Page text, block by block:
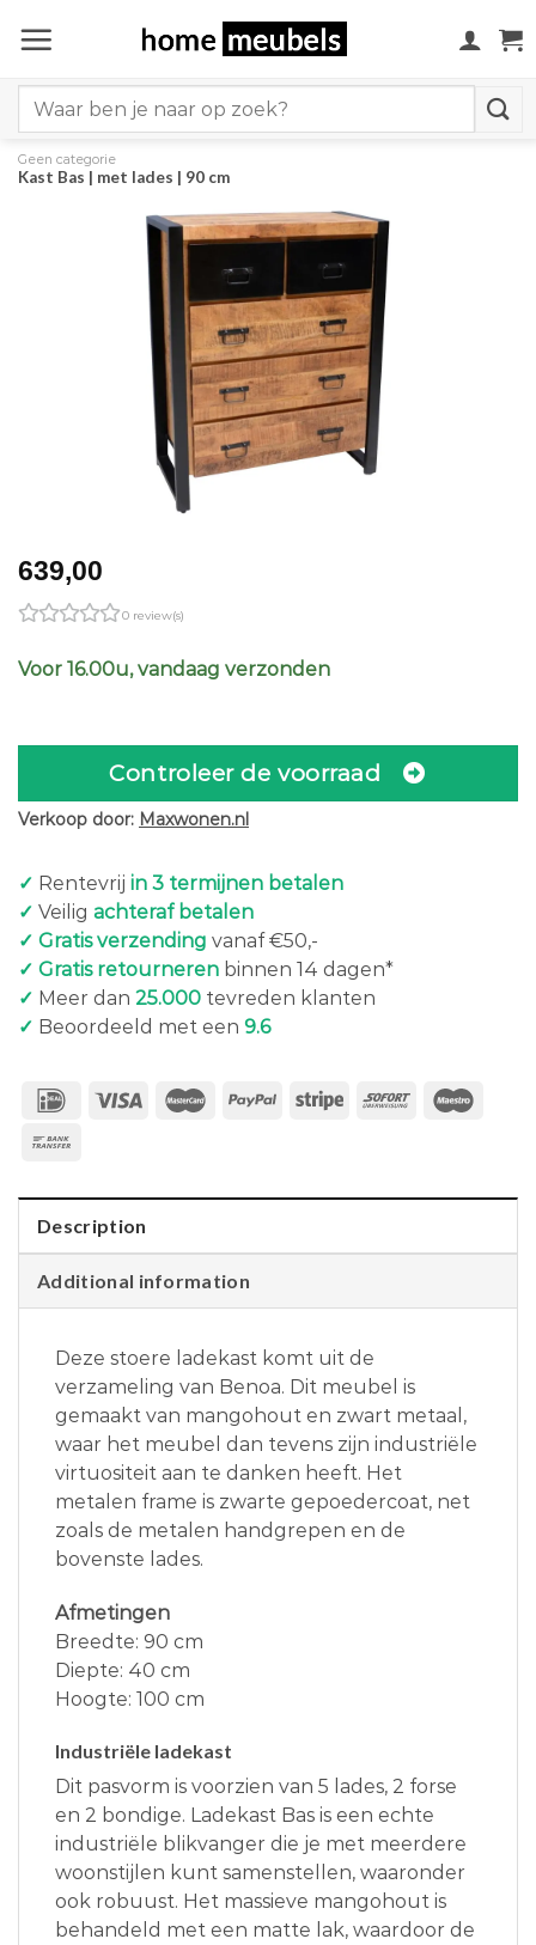
naar
for:
Geen categorie
Kast Bas | met lades | 90 cm
639,00
0 review(s)
Voor 16.00u, vandaag verzonden
Controleer de voorraad
Verkoop door: Maxwonen.nl
✓ Rentevrij in 3 termijnen betalen
✓ Veilig achteraf betalen
✓ Gratis verzending vanaf €50,-
✓ Gratis retourneren binnen 14 dagen*
✓ Meer dan 25.000 tevreden klanten
✓ Beoordeeld met een 9.6
Description
Additional information
Deze stoere ladekast komt uit de
verzameling van Benoa. Dit meubel is
gemaakt van mangohout en zwart metaal,
waar het meubel dan tevens zijn industriële
virtuositeit aan te danken heeft. Het
metalen frame is zwarte gepoedercoat, net
zoals de metalen handgrepen en de
bovenste lades.
Afmetingen
Breedte: 90 cm
Diepte: 40 cm
Hoogte: 100 cm
Industriële ladekast
Dit pasvorm is voorzien van 5 lades, 2 forse
en 2 bondige. Ladekast Bas is een echte
industriële blikvanger die je met meerdere
woonstijlen kunt samenstellen, waaronder
ook robuust. Het massieve mangohout is
behandeld met een matte lak, waardoor de